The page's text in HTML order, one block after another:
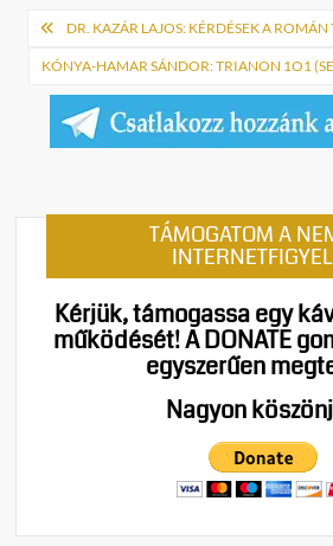
Bejegyzés
navigáció
DR. KAZÁR LAJOS: KÉRDÉSEK A
KÓNYA-HAMAR SÁNDOR: TRIANON 1O1
TÁMOGATOM A
Kérjük, támogassa egy
működését!A DONATE
egyszerűen
Nagyon